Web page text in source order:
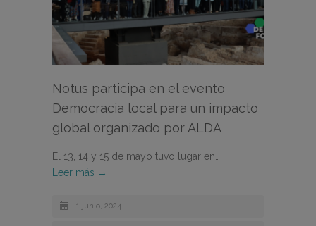
Notus participa en el evento
Democracia local para un impacto
global organizado por ALDA
El 13, 14 y 15 de mayo tuvo lugar en…
Leer más →
1 junio, 2024